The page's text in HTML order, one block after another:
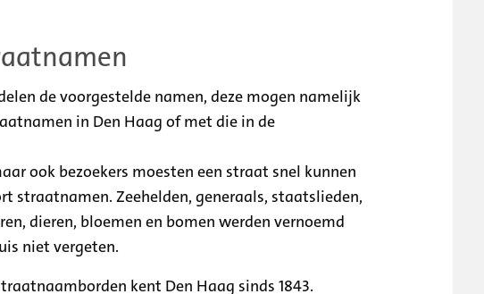
de voorgestelde namen, deze mogen namelijk
in Den Haag of met die in de
ook bezoekers moesten een straat snel kunnen
straatnamen. Zeehelden, generaals, staatslieden,
dieren, bloemen en bomen werden vernoemd
niet vergeten.
kent Den Haag sinds 1843.